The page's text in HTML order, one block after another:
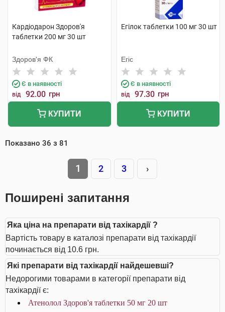
Кардіодарон Здоров'я
таблетки 200 мг 30 шт
Здоров'я ФК
Є в наявності
від 92.00 грн
КУПИТИ
Егілок таблетки 100 мг 30 шт
Егіс
Є в наявності
від 97.30 грн
КУПИТИ
Показано 36 з 81
1 2 3 ›
Поширені запитання
Яка ціна на препарати від тахікардії ?
Вартість товару в каталозі препарати від тахікардії
починається від 10.6 грн.
Які препарати від тахікардії найдешевші?
Недорогими товарами в категорії препарати від
тахікардії є:
Атенолол Здоров'я таблетки 50 мг 20 шт